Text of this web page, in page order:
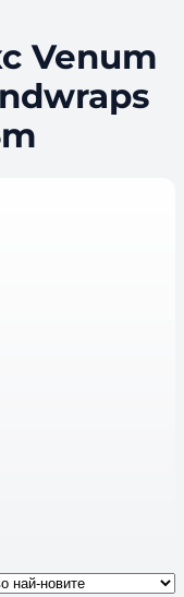
Venum